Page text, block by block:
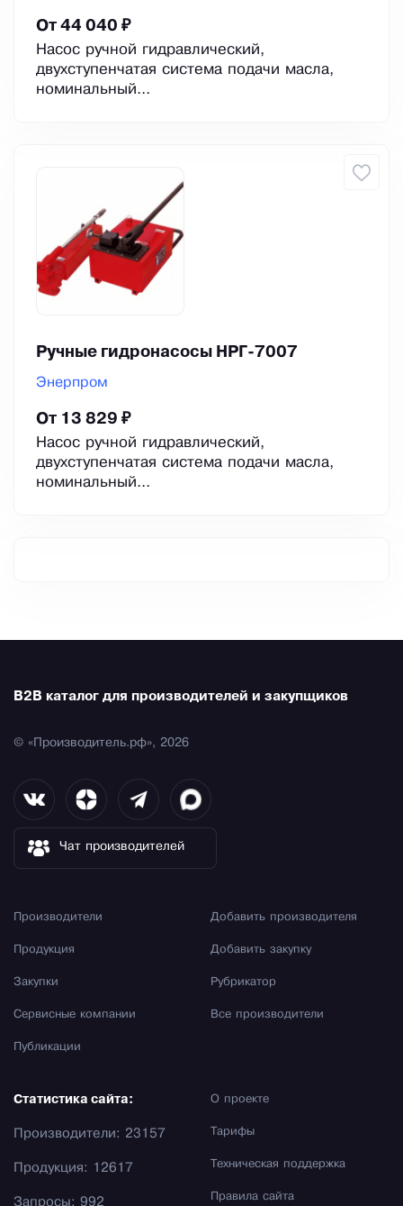
От 44 040 ₽
Насос ручной гидравлический,
двухступенчатая система подачи масла,
номинальный...
Ручные гидронасосы НРГ-7007
Энерпром
От 13 829 ₽
Насос ручной гидравлический,
двухступенчатая система подачи масла,
номинальный...
B2B каталог для производителей и закупщиков
© «Производитель.рф», 2026
Чат производителей
Производители
Продукция
Закупки
Сервисные компании
Публикации
Добавить производителя
Добавить закупку
Рубрикатор
Все производители
О проекте
Тарифы
Техническая поддержка
Правила сайта
Статистика сайта:
Производители: 23157
Продукция: 12617
Запросы: 992